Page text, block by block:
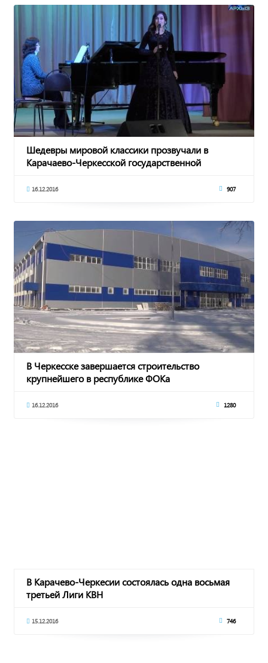
Шедевры мировой классики прозвучали в
Карачаево-Черкесской государственной
16.12.2016 907
В Черкесске завершается строительство
крупнейшего в республике ФОКа
16.12.2016 1280
В Карачево-Черкесии состоялась одна восьмая
третьей Лиги КВН
15.12.2016 746